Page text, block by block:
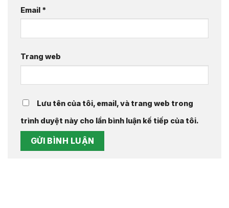
Email *
Trang web
Lưu tên của tôi, email, và trang web trong
trình duyệt này cho lần bình luận kế tiếp của tôi.